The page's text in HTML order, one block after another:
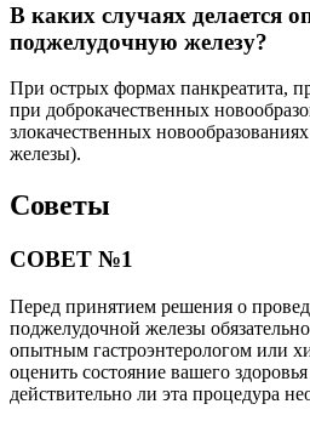
В каких случаях делается
поджелудочную железу?
При острых формах панкреатита,
при доброкачественных
злокачественных
железы).
Советы
СОВЕТ №1
Перед принятием решения о
поджелудочной железы
опытным гастроэнтерологом или
оценить состояние вашего
действительно ли эта процедура